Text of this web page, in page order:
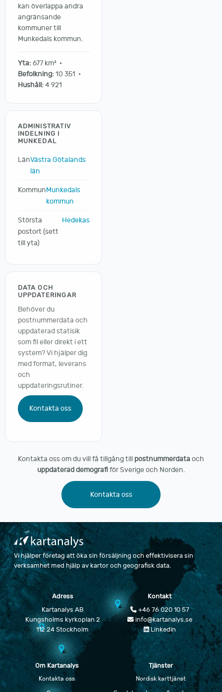
kan överlappa andra
angränsande
kommuner till
Munkedals kommun.
Yta:677 km² •
Befolkning:10 351 •
Hushåll:4 921
ADMINISTRATIV
INDELNING I
MUNKEDAL
LänVästra Götalands
län
KommunMunkedals
kommun
Största
postort (sett
till yta)
Hedekas
DATA OCH
UPPDATERINGAR
Behöver du
postnummerdata och
uppdaterad statisik
som fil eller direkt i ett
system? Vi hjälper dig
med format, leverans
och
uppdateringsrutiner.
Kontakta oss
Kontakta oss om du vill få tillgång till postnummerdataoch
uppdaterad demografiför Sverige och Norden.
Kontakta oss
Vi hjälper företag att öka sin försäljning och effektivisera sin
verksamhet med hjälp av kartor och geografisk data.
Adress
Kartanalys AB
Kungsholms kyrkoplan 2
112 24 Stockholm
Kontakt
+46 76 020 10 57
info@kartanalys.se
Linkedin
Om Kartanalys
Kontakta oss
Tjänster
Nordisk karttjänst